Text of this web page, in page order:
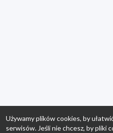
Używamy plików cookies, by
serwisów. Jeśli nie chcesz, by pliki